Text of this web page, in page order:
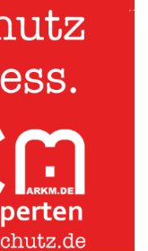
Viessmann Group
und vernetzter
zum Klimaschutz